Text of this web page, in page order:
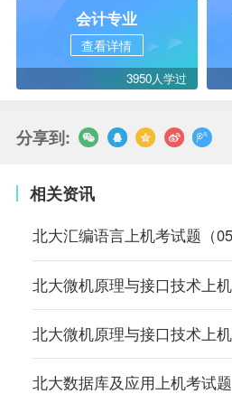
会计专业
查看详情
3950人学过
分享到:
相关资讯
北大汇编语言上机考试题（05
北大微机原理与接口技术上机
北大微机原理与接口技术上
北大数据库及应用上机考试题